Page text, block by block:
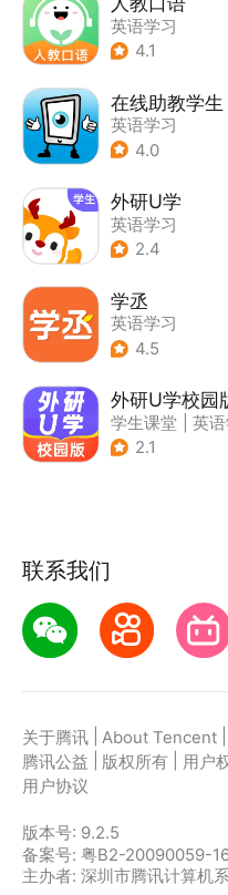
英语学习
4.1
在线助教学生
英语学习
4.0
外研U学
英语学习
2.4
学丞
英语学习
4.5
外研U学校园
学生课堂
英
2.1
联系我们
关于腾讯 About Tencent
腾讯公益
版权所有 用户
用户协议
版本号: 9.2.5
备案号: 粤B2-20090059-
主办者: 深圳市腾讯计算机